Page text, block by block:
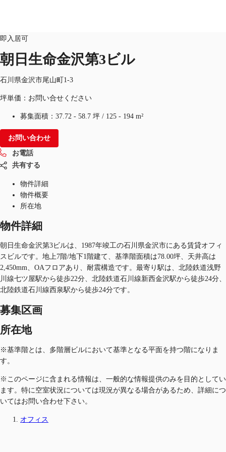
地図検索
記事
仲介会社様はこちらへ
JP
お電話 お問合せ
即入居可
朝日生命金沢第3ビル
石川県金沢市尾山町1-3
坪単価：お問い合せください
募集面積： 37.72 - 58.7 坪 / 125 - 194 m²
お問い合わせ
お電話
共有する
物件詳細
物件概要
所在地
物件詳細
朝日生命金沢第3ビルは、1987年竣工の石川県金沢市にある賃貸オフィ
スビルです。地上7階/地下1階建て、基準階面積は78.00坪、天井高は
2,450mm、OAフロアあり、耐震構造です。最寄り駅は、北陸鉄道浅野
川線七ツ屋駅から徒歩22分、北陸鉄道石川線新西金沢駅から徒歩24分、
北陸鉄道石川線西泉駅から徒歩24分です。
募集区画
所在地
※基準階とは、多階層ビルにおいて基準となる平面を持つ階になりま
す。
※このページに含まれる情報は、一般的な情報提供のみを目的としてい
ます。特に空室状況については現況が異なる場合があるため、詳細につ
いてはお問い合わせ下さい。
オフィス